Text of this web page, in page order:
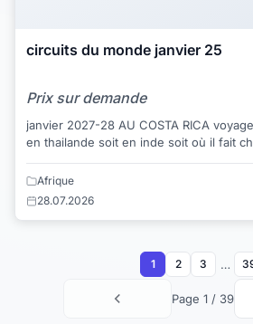
circuits du monde janvier 25
Prix sur demande
janvier 2027-28 AU COSTA RICA
en thailande soit en inde soit où il fait
décide j'habite à GEn...
Afrique
28.07.2026
Page 1 / 39
1 2 3 …